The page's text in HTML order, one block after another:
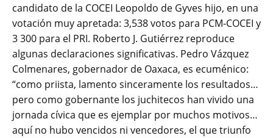
candidato de la COCEI Leopoldo de Gyves hijo, en una
votación muy apretada: 3,538 votos para PCM-COCEI y
3 300 para el PRI. Roberto J. Gutiérrez reproduce
algunas declaraciones significativas. Pedro Vázquez
Colmenares, gobernador de Oaxaca, es ecuménico:
“como priista, lamento sinceramente los resultados…
pero como gobernante los juchitecos han vivido una
jornada cívica que es ejemplar por muchos motivos…
aquí no hubo vencidos ni vencedores, el que triunfo